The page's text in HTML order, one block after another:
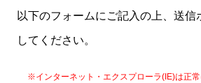
以下のフォームにご記入の上、送信
してください。
※インターネット・エクスプローラ(IE)は正常